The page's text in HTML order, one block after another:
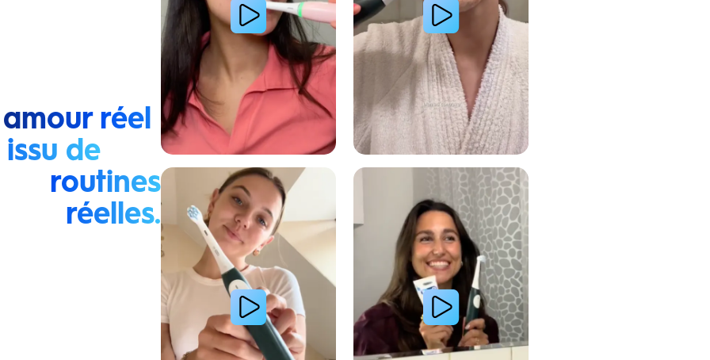
réel
issu de
routines
réelles.
Lire la vidéo : La routine du matin d’une jeune femme avec le système de brosse à dents électrique Oral-B
Lire la vidéo : Le secret d’une jeune femme pour des dents plus blanches